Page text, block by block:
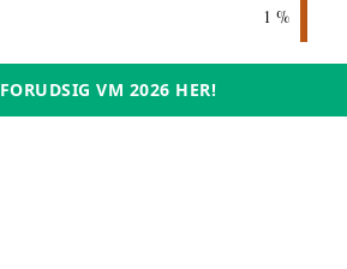
1 %
FORUDSIG VM 2026 HER!